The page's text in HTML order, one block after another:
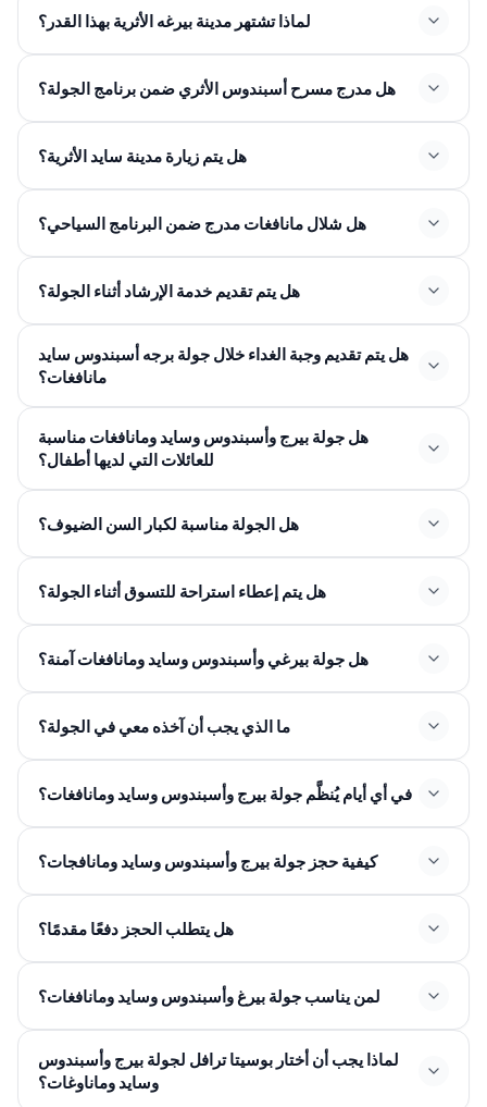
لماذا تشتهر مدينة بيرغه الأثرية بهذا القدر؟
هل مدرج مسرح أسبندوس الأثري ضمن برنامج الجولة؟
هل يتم زيارة مدينة سايد الأثرية؟
هل شلال مانافغات مدرج ضمن البرنامج السياحي؟
هل يتم تقديم خدمة الإرشاد أثناء الجولة؟
هل يتم تقديم وجبة الغداء خلال جولة برجه أسبندوس سايد
مانافغات؟
هل جولة بيرج وأسبندوس وسايد ومانافغات مناسبة
للعائلات التي لديها أطفال؟
هل الجولة مناسبة لكبار السن الضيوف؟
هل يتم إعطاء استراحة للتسوق أثناء الجولة؟
هل جولة بيرغي وأسبندوس وسايد ومانافغات آمنة؟
ما الذي يجب أن آخذه معي في الجولة؟
في أي أيام يُنظَّم جولة بيرج وأسبندوس وسايد ومانافغات؟
كيفية حجز جولة بيرج وأسبندوس وسايد ومانافجات؟
هل يتطلب الحجز دفعًا مقدمًا؟
لمن يناسب جولة بيرغ وأسبندوس وسايد ومانافغات؟
لماذا يجب أن أختار بوسيتا ترافل لجولة بيرج وأسبندوس
وسايد وماناوغات؟